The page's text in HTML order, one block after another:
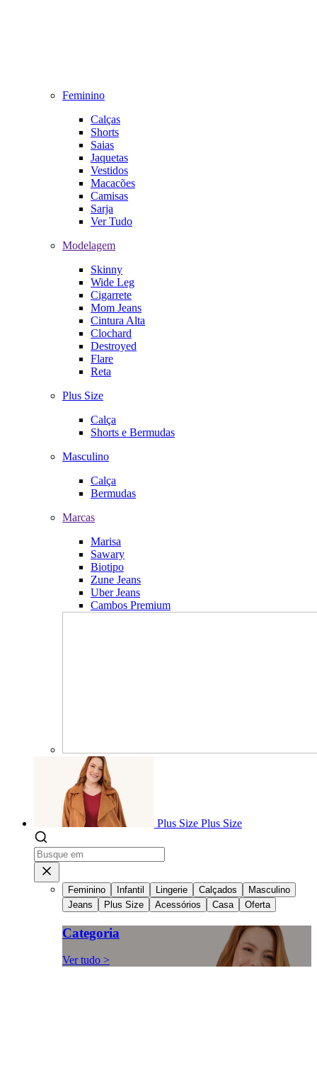
Feminino
Calças
Shorts
Saias
Jaquetas
Vestidos
Macacões
Camisas
Sarja
Ver Tudo
Modelagem
Skinny
Wide Leg
Cigarrete
Mom Jeans
Cintura Alta
Clochard
Destroyed
Flare
Reta
Plus Size
Calça
Shorts e Bermudas
Masculino
Calça
Bermudas
Marcas
Marisa
Sawary
Biotipo
Zune Jeans
Uber Jeans
Cambos Premium
Plus Size Plus Size
Feminino Infantil Lingerie Calçados
Masculino
Jeans
Plus Size Acessórios Casa Oferta
Categoria
Ver tudo >